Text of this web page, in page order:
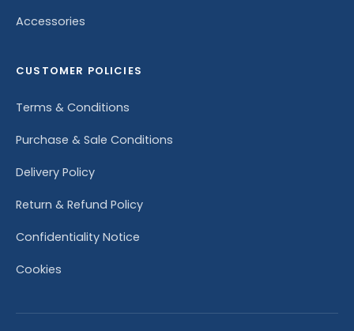
Accessories
CUSTOMER POLICIES
Terms & Conditions
Purchase & Sale Conditions
Delivery Policy
Return & Refund Policy
Confidentiality Notice
Cookies